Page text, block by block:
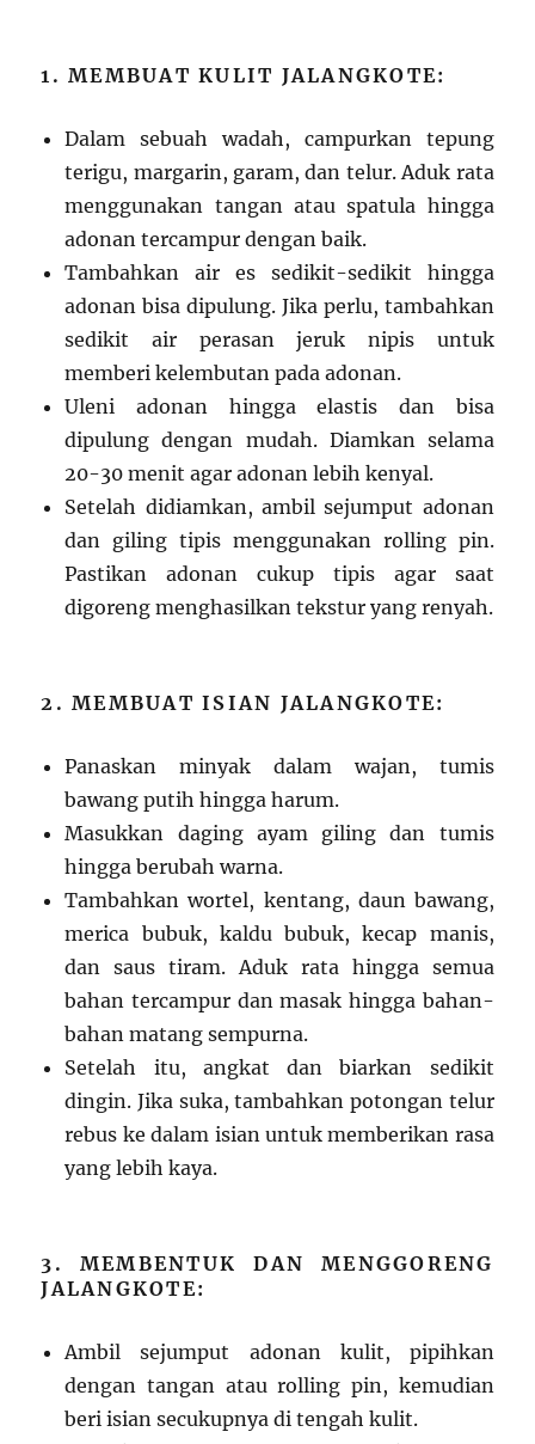
1. MEMBUAT KULIT JALANGKOTE:
Dalam sebuah wadah, campurkan tepung
terigu, margarin, garam, dan telur. Aduk rata
menggunakan tangan atau spatula hingga
adonan tercampur dengan baik.
Tambahkan air es sedikit-sedikit hingga
adonan bisa dipulung. Jika perlu, tambahkan
sedikit air perasan jeruk nipis untuk
memberi kelembutan pada adonan.
Uleni adonan hingga elastis dan bisa
dipulung dengan mudah. Diamkan selama
20-30 menit agar adonan lebih kenyal.
Setelah didiamkan, ambil sejumput adonan
dan giling tipis menggunakan rolling pin.
Pastikan adonan cukup tipis agar saat
digoreng menghasilkan tekstur yang renyah.
2. MEMBUAT ISIAN JALANGKOTE:
Panaskan minyak dalam wajan, tumis
bawang putih hingga harum.
Masukkan daging ayam giling dan tumis
hingga berubah warna.
Tambahkan wortel, kentang, daun bawang,
merica bubuk, kaldu bubuk, kecap manis,
dan saus tiram. Aduk rata hingga semua
bahan tercampur dan masak hingga bahan-
bahan matang sempurna.
Setelah itu, angkat dan biarkan sedikit
dingin. Jika suka, tambahkan potongan telur
rebus ke dalam isian untuk memberikan rasa
yang lebih kaya.
3. MEMBENTUK DAN MENGGORENG
JALANGKOTE:
Ambil sejumput adonan kulit, pipihkan
dengan tangan atau rolling pin, kemudian
beri isian secukupnya di tengah kulit.